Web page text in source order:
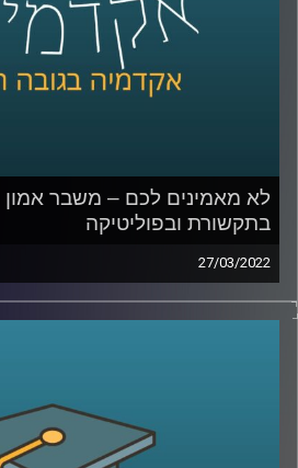
קרדיט תמונות:AudioVersity
לא מאמינים לכם – משבר אמון
בתקשורת ובפוליטיקה
27/03/2022
האמון בין בני אדם הוא הדבק
החברה. אז מה קורה כאשר יש משבר
על כך דנים בהרחבה ד"ר עמית לביא
סמי עופר לתקשות וד"ר יובל קרניאל
תקשורת ומומחה לאתיקה בספר